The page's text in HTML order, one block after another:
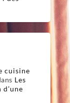
cuisine
Les